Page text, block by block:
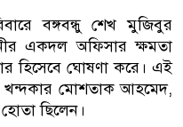
বঙ্গবন্ধু শেখ মুজিবুর
একদল অফিসার ক্ষমতা
হিসেবে ঘোষণা করে। এই
খন্দকার মোশতাক আহমেদ,
হোতা ছিলেন।